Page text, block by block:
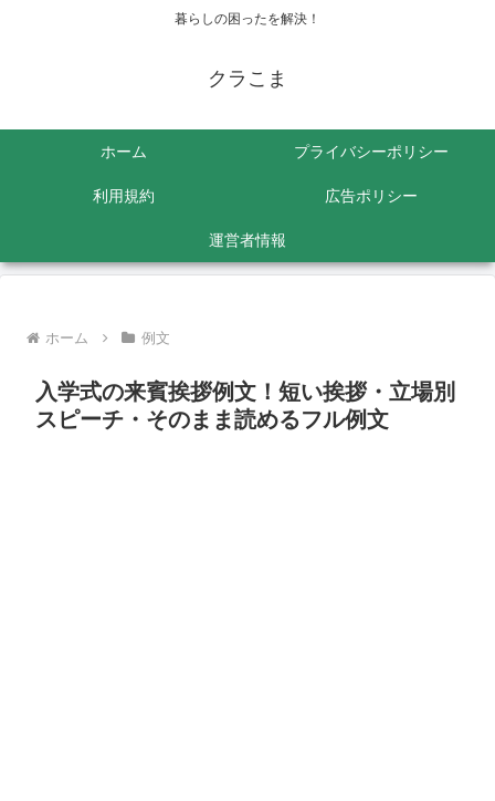
暮らしの困ったを解決！
クラこま
ホーム プライバシーポリシー
利用規約 広告ポリシー
運営者情報
ホーム 例文
入学式の来賓挨拶例文！短い挨拶・立場別
スピーチ・そのまま読めるフル例文